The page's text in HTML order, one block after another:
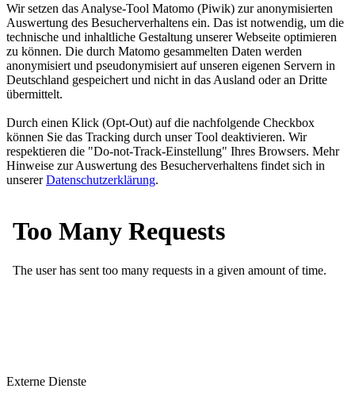
Wir setzen das Analyse-Tool Matomo (Piwik) zur anonymisierten
Auswertung des Besucherverhaltens ein. Das ist notwendig, um die
technische und inhaltliche Gestaltung unserer Webseite optimieren
zu können. Die durch Matomo gesammelten Daten werden
anonymisiert und pseudonymisiert auf unseren eigenen Servern in
Deutschland gespeichert und nicht in das Ausland oder an Dritte
übermittelt.
Durch einen Klick (Opt-Out) auf die nachfolgende Checkbox
können Sie das Tracking durch unser Tool deaktivieren. Wir
respektieren die "Do-not-Track-Einstellung" Ihres Browsers. Mehr
Hinweise zur Auswertung des Besucherverhaltens findet sich in
unsererDatenschutzerklärung.
Externe Dienste